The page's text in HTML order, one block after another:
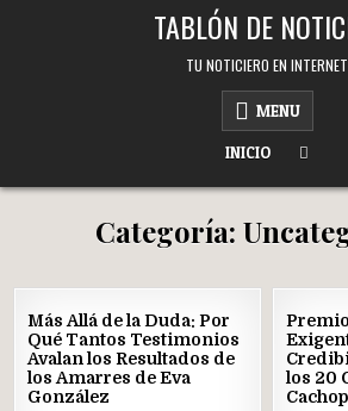
TABLÓN DE
TU NOTICIERO EN INTERNET
MENU
INICIO
Categoría:
22
JUL
2025
Posted
in
Más Allá de la Duda: Por
Qué Tantos Testimonios
Avalan los Resultados de
los Amarres de Eva
González
los 20